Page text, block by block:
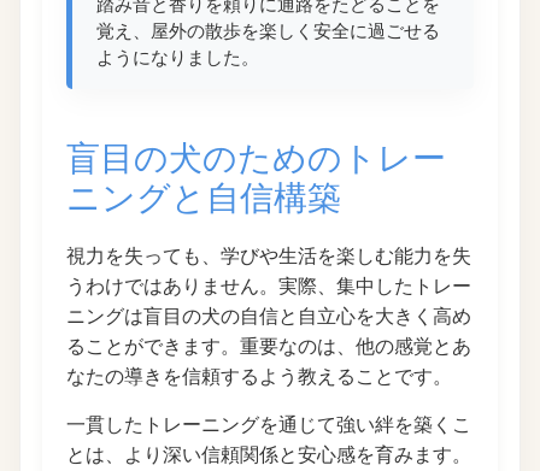
覚え、屋外の散歩を楽しく安全に過ごせる
ようになりました。
盲目の犬のためのトレー
ニングと自信構築
視力を失っても、学びや生活を楽しむ能力を失
うわけではありません。実際、集中したトレー
ニングは盲目の犬の自信と自立心を大きく高め
ることができます。重要なのは、他の感覚とあ
なたの導きを信頼するよう教えることです。
一貫したトレーニングを通じて強い絆を築くこ
とは、より深い信頼関係と安心感を育みます。